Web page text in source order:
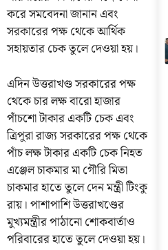
করে সমবেদনা জানান এবং
সরকারের পক্ষ থেকে আর্থিক
সহায়তার চেক তুলে দেওয়া হয়।
এদিন উত্তরাখণ্ড সরকারের পক্ষ
থেকে চার লক্ষ বারো হাজার
পাঁচশো টাকার একটি চেক এবং
ত্রিপুরা রাজ্য সরকারের পক্ষ থেকে
পাঁচ লক্ষ টাকার একটি চেক নিহত
এঞ্জেল চাকমার মা গৌরি মিতা
চাকমার হাতে তুলে দেন মন্ত্রী টিংকু
রায়। পাশাপাশি উত্তরাখণ্ডের
মুখ্যমন্ত্রীর পাঠানো শোকবার্তাও
পরিবারের হাতে তুলে দেওয়া হয়।